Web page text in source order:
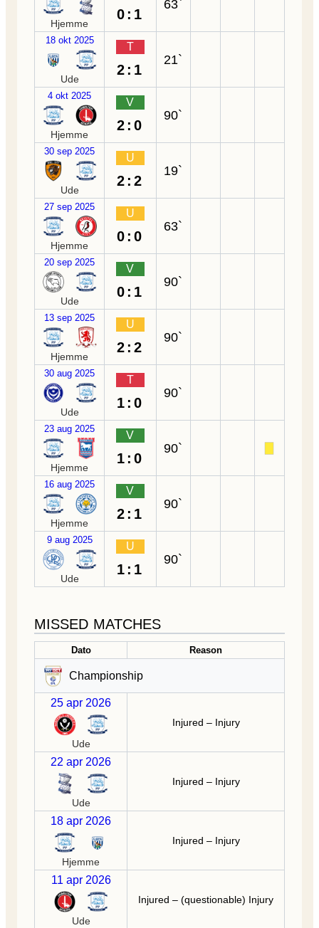
Hjemme
0:1
63`
18 okt 2025
Ude
T
2:1
21`
4 okt 2025
Hjemme
V
2:0
90`
30 sep 2025
Ude
U
2:2
19`
27 sep 2025
Hjemme
U
0:0
63`
20 sep 2025
Ude
V
0:1
90`
13 sep 2025
Hjemme
U
2:2
90`
30 aug 2025
Ude
T
1:0
90`
23 aug 2025
Hjemme
V
1:0
90`
16 aug 2025
Hjemme
V
2:1
90`
9 aug 2025
Ude
U
1:1
90`
MISSED MATCHES
Dato Reason
Championship
25 apr 2026
Ude
Injured – Injury
22 apr 2026
Ude
Injured – Injury
18 apr 2026
Hjemme
Injured – Injury
11 apr 2026
Ude
Injured – (questionable) Injury